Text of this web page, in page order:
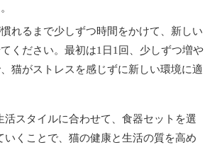
れるまで少しずつ時間をかけて、新しい
ください。最初は1日1回、少しずつ増や
猫がストレスを感じずに新しい環境に適
活スタイルに合わせて、食器セットを選
いくことで、猫の健康と生活の質を高め